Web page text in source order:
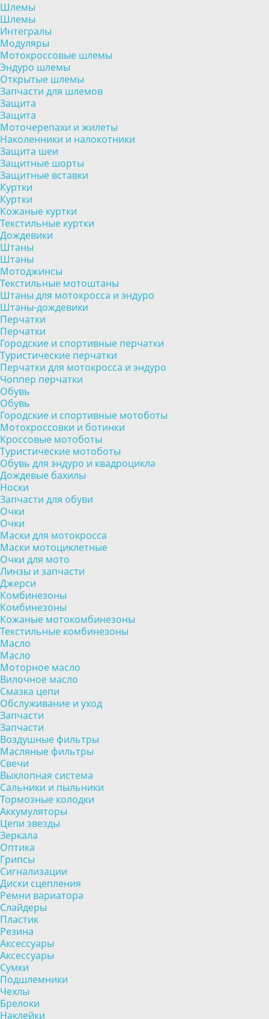
Шлемы
Шлемы
Интегралы
Модуляры
Мотокроссовые шлемы
Эндуро шлемы
Открытые шлемы
Запчасти для шлемов
Защита
Защита
Моточерепахи и жилеты
Наколенники и налокотники
Защита шеи
Защитные шорты
Защитные вставки
Куртки
Куртки
Кожаные куртки
Текстильные куртки
Дождевики
Штаны
Штаны
Мотоджинсы
Текстильные мотоштаны
Штаны для мотокросса и эндуро
Штаны-дождевики
Перчатки
Перчатки
Городские и спортивные перчатки
Туристические перчатки
Перчатки для мотокросса и эндуро
Чоппер перчатки
Обувь
Обувь
Городские и спортивные мотоботы
Мотокроссовки и ботинки
Кроссовые мотоботы
Туристические мотоботы
Обувь для эндуро и квадроцикла
Дождевые бахилы
Носки
Запчасти для обуви
Очки
Очки
Маски для мотокросса
Маски мотоциклетные
Очки для мото
Линзы и запчасти
Джерси
Комбинезоны
Комбинезоны
Кожаные мотокомбинезоны
Текстильные комбинезоны
Масло
Масло
Моторное масло
Вилочное масло
Смазка цепи
Обслуживание и уход
Запчасти
Запчасти
Воздушные фильтры
Масляные фильтры
Свечи
Выхлопная система
Сальники и пыльники
Тормозные колодки
Аккумуляторы
Цепи звезды
Зеркала
Оптика
Грипсы
Сигнализации
Диски сцепления
Ремни вариатора
Слайдеры
Пластик
Резина
Аксессуары
Аксессуары
Сумки
Подшлемники
Чехлы
Брелоки
Наклейки